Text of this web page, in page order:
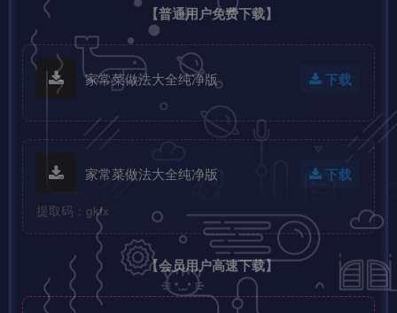
【普通用户免费下载】
家常菜做法大全纯净版 下载
家常菜做法大全纯净版 下载
提取码：gkfx
【会员用户高速下载】